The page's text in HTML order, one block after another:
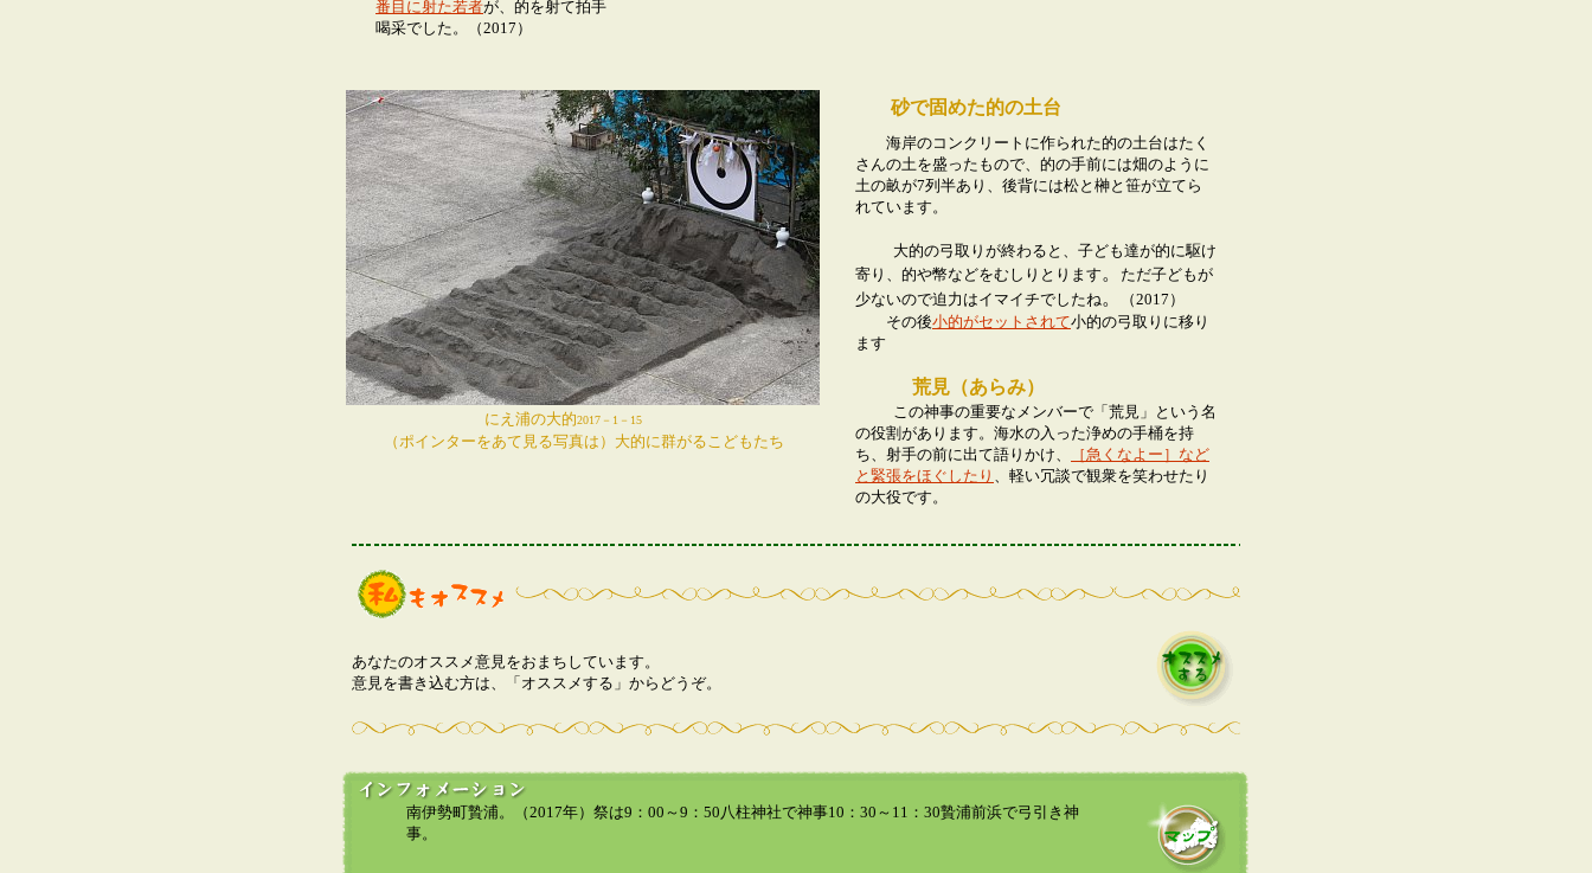
番目に射た若者が、的を射て拍手
喝采でした。（2017）
にえ浦の大的2017－1－15
（ポインターをあて見る写真は）大的に群がるこどもたち
砂で固めた的の土台
海岸のコンクリートに作られた的の土台はたく
さんの土を盛ったもので、的の手前には畑のように
土の畝が7列半あり、後背には松と榊と笹が立てら
れています。
大的の弓取りが終わると、子ども達が的に駆け
寄り、的や幣などをむしりとります 。
ただ子どもが
少ないので迫力はイマイチでしたね。
（2017）
その後小的がセットされて小的の弓取りに移り
ます
荒見（あらみ）
この神事の重要なメンバーで「荒見」という名
の役割があります。海水の入った浄めの手桶を持
ち、射手の前に出て語りかけ、
［急くなよー］など
と緊張をほぐしたり 、軽い冗談で観衆を笑わせたり
の大役です。
あなたのオススメ意見をおまちしています。
意見を書き込む方は、「オススメする」からどうぞ。
南伊勢町贄浦。（2017年）祭は9：00～9：50八柱神社で神事10：30～11：30贄浦前浜で弓引き神
事。